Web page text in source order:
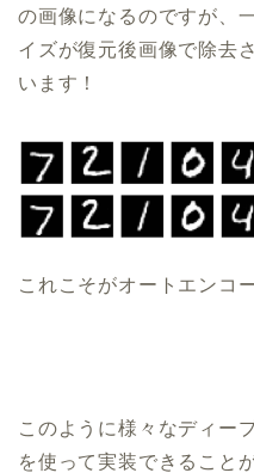
の画像になるのですが、
イズが復元後画像で除去
います！
これこそがオートエンコ
このように様々なディー
を使って実装できること